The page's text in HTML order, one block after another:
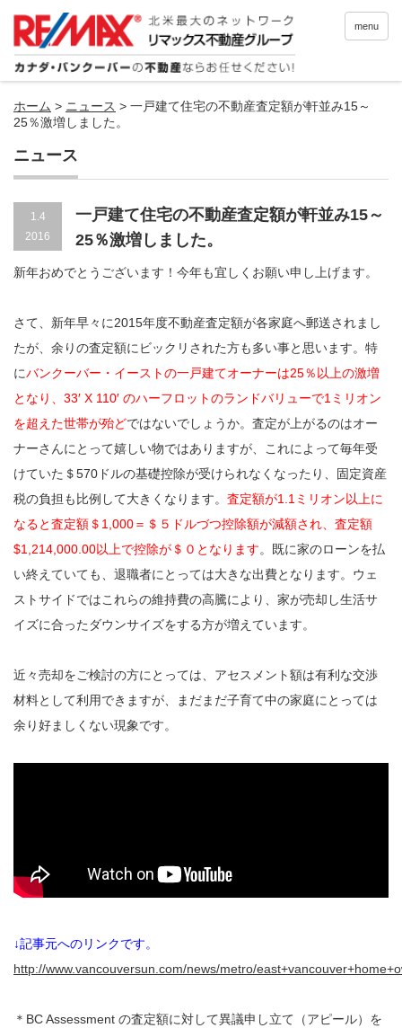
menu
ホーム > ニュース > 一戸建て住宅の不動産査定額が軒並み15～
25％激増しました。
ニュース
1.4
2016
一戸建て住宅の不動産査定額が軒並み15～
25％激増しました。
新年おめでとうございます！今年も宜しくお願い申し上げます。
さて、新年早々に2015年度不動産査定額が各家庭へ郵送されまし
たが、余りの査定額にビックリされた方も多い事と思います。特
にバンクーバー・イーストの一戸建てオーナーは25％以上の激増
となり、33′ X 110′ のハーフロットのランドバリューで1ミリオン
を超えた世帯が殆どではないでしょうか。査定が上がるのはオー
ナーさんにとって嬉しい物ではありますが、これによって毎年受
けていた＄570ドルの基礎控除が受けられなくなったり、固定資産
税の負担も比例して大きくなります。 査定額が1.1ミリオン以上に
なると査定額＄1,000＝＄５ドルづつ控除額が減額され、査定額
$1,214,000.00以上で控除が＄０となります。既に家のローンを払
い終えていても、退職者にとっては大きな出費となります。ウェ
ストサイドではこれらの維持費の高騰により、家が売却し生活サ
イズに合ったダウンサイズをする方が増えています。
近々売却をご検討の方にとっては、アセスメント額は有利な交渉
材料として利用できますが、まだまだ子育て中の家庭にとっては
余り好ましくない現象です。
↓記事元へのリンクです。
http://www.vancouversun.com/news/metro/
＊BC Assessment の査定額に対して異議申し立て（アピール）を